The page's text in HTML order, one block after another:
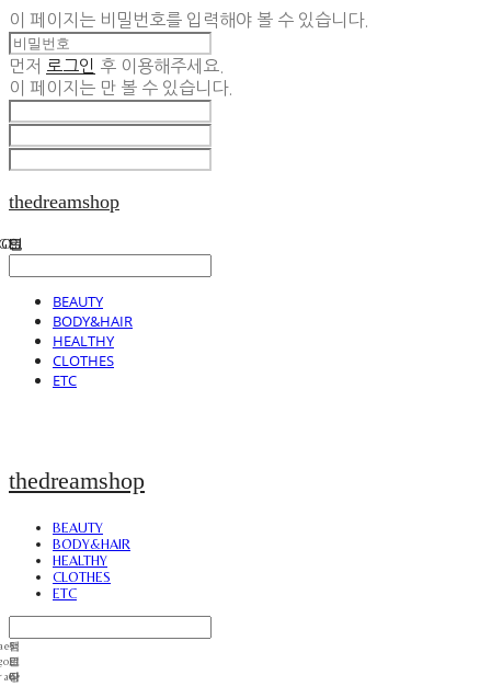
이 페이지는 비밀번호를 입력해야 볼 수 있습니다.
먼저 로그인 후 이용해주세요.
이 페이지는 만 볼 수 있습니다.
thedreamshop
BEAUTY
BODY&HAIR
HEALTHY
CLOTHES
ETC
thedreamshop
BEAUTY
BODY&HAIR
HEALTHY
CLOTHES
ETC